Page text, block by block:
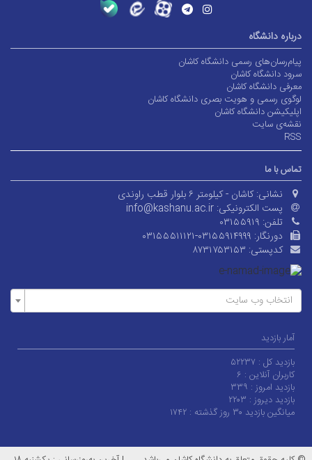
درباره دانشگاه
پیام‌رسان‌های رسمی دانشگاه کاشان
سرود دانشگاه کاشان
معرفی دانشگاه کاشان
لوگوی رسمی و هویت بصری دانشگاه کاشان
اپلیکیشن دانشگاه کاشان
نقشه‌ی سایت
RSS
تماس با ما
نشانی: کاشان - کیلومتر ۶ بلوار قطب راوندی
پست الکترونیکی: info@kashanu.ac.ir
تلفن: ۰۳۱۵۵۹۱۹
دورنگار: ۰۳۱۵۵۵۱۱۱۲۱-۰۳۱۵۵۹۱۴۹۹۹
کدپستی: ۸۷۳۱۷۵۳۱۵۳
انتخاب وب سایت
آمار بازدید
بازدید کل : ۵۲۲۳۷
کاربران آنلاین : ۶
بازدید امروز : ۳۳۹
بازدید دیروز : ۲۲۰۳
میانگین بازدید ۳۰ روز گذشته :
۱۷۴۲